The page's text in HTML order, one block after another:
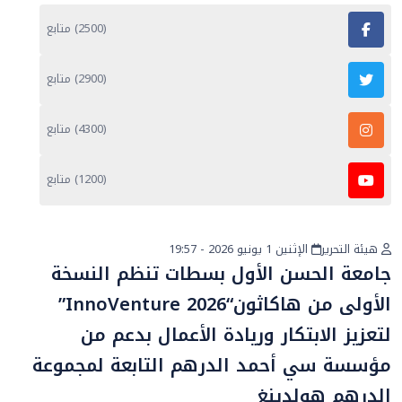
(2500) متابع
(2900) متابع
(4300) متابع
(1200) متابع
أخبار عامة
هيئة التحرير الإثنين 1 يونيو 2026 - 19:57
جامعة الحسن الأول بسطات تنظم النسخة
الأولى من هاكاثون“InnoVenture 2026”
لتعزيز الابتكار وريادة الأعمال بدعم من
مؤسسة سي أحمد الدرهم التابعة لمجموعة